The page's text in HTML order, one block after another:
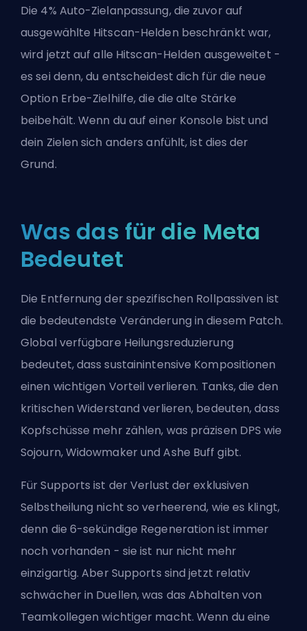
Die 4% Auto-Zielanpassung, die zuvor auf
ausgewählte Hitscan-Helden beschränkt war,
wird jetzt auf alle Hitscan-Helden ausgeweitet -
es sei denn, du entscheidest dich für die neue
Option Erbe-Zielhilfe, die die alte Stärke
beibehält. Wenn du auf einer Konsole bist und
dein Zielen sich anders anfühlt, ist dies der
Grund.
Was das für die Meta
Bedeutet
Die Entfernung der spezifischen Rollpassiven ist
die bedeutendste Veränderung in diesem Patch.
Global verfügbare Heilungsreduzierung
bedeutet, dass sustainintensive Kompositionen
einen wichtigen Vorteil verlieren. Tanks, die den
kritischen Widerstand verlieren, bedeuten, dass
Kopfschüsse mehr zählen, was präzisen DPS wie
Sojourn, Widowmaker und Ashe Buff gibt.
Für Supports ist der Verlust der exklusiven
Selbstheilung nicht so verheerend, wie es klingt,
denn die 6-sekündige Regeneration ist immer
noch vorhanden - sie ist nur nicht mehr
einzigartig. Aber Supports sind jetzt relativ
schwächer in Duellen, was das Abhalten von
Teamkollegen wichtiger macht. Wenn du eine